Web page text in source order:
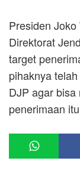
Presiden
Direktorat
target
pihaknya
DJP agar
penerimaan